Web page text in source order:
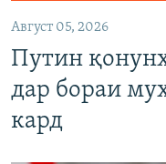
Август 05, 2026
Путин
дар бораи
кард